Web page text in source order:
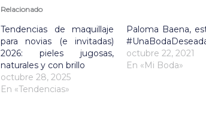
Relacionado
Tendencias de maquillaje
para novias (e invitadas)
2026: pieles jugosas,
naturales y con brillo
octubre 28, 2025
En «Tendencias»
Paloma Baena,
octubre 22, 2021
En «Mi Boda»